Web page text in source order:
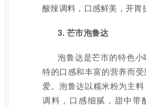
酸辣调料，口感鲜美，开胃
3. 芒市泡鲁达
泡鲁达是芒市的特色
特的口感和丰富的营养而
爱。泡鲁达以糯米粉为主
调料，口感细腻，甜中带